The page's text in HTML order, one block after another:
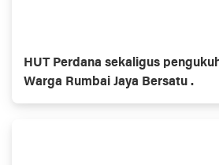
HUT Perdana sekaligus
Warga Rumbai Jaya Bersatu .